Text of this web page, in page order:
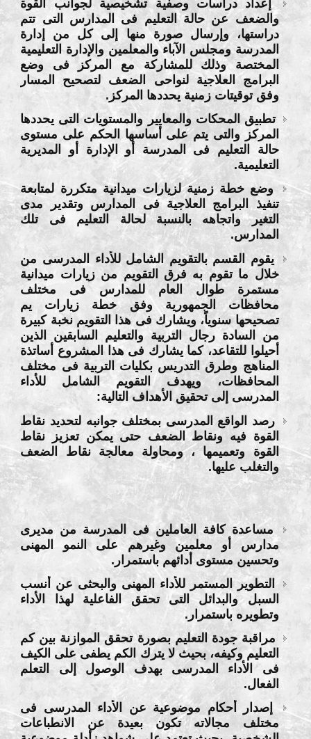
إعداد دراسات وصفية تشخيصية لجوانب القوة
والضعف عن حالة التعليم فى المدارس التى تتم
دراستها، وإرسال صورة منها إلى كل من إدارة
المدرسة ومجلس الآباء والمعلمين والإدارة التعليمية
المختصة وذلك للمشاركة مع المركز فى وضع
البرامج العلاجية لنواحى الضعف لتصحيح المسار
وفق توقيتات زمنية يحددها المركز.
تطبيق المحكات والمعايير والمستويات التى يحددها
المركز والتى يتم على أساسها الحكم على مستوى
حالة التعليم فى المدرسة أو الإدارة أو المديرية
التعليمية.
وضع خطة زمنية لزيارات ميدانية متكررة لمتابعة
تنفيذ البرامج العلاجية فى المدارس وتقدير مدى
التغير واتجاهه بالنسبة لحالة التعليم فى تلك
المدارس.
يقوم القسم بالتقويم الشامل للأداء المدرسى من
خلال ما تقوم به فرق التقويم من زيارات ميدانية
مستمرة طوال العام للمدارس فى مختلف
محافظات الجمهورية وفق خطة زيارات يم
تصحيحها سنوياً، ويشارك فى هذا التقويم نخبة كبيرة
من السادة رجال التربية والتعليم السابقين الذين
أحيلوا للتقاعد، كما يشارك فى هذا المشروع أساتذة
المناهج وطرق التدريس بكليات التربية فى مختلف
المحافظات، ويهدف التقويم الشامل للأداء
المدرسى إلى تحقيق الأهداف التالية:
رصد الواقع المدرسى بمختلف جوانبه لتحديد نقاط
القوة فيه ونقاط الضعف حتى يمكن تعزيز نقاط
القوة وتعميمها ، ومحاولة معالجة نقاط الضعف
والتغلب عليها.
مساعدة كافة العاملين فى المدرسة من مديرى
مدارس أو معلمين وغيرهم على النمو المهنى
وتحسين مستوى أدائهم باستمرار.
التطوير المستمر للأداء المهنى والبحثى عن أنسب
السبل والبدائل التى تحقق الفاعلية لهذا الأداء
وتطويره باستمرار.
مراقبة جودة التعليم بصورة تحقق الموازنة بين كم
التعليم وكيفه، بحيث لا يترك الكم يطفى على الكيف
فى الأداء المدرسى بهدف الوصول إلى التعلم
الفعال.
إصدار أحكام موضوعية عن الأداء المدرسى فى
مختلف مجالاته تكون بعيدة عن الانطباعات